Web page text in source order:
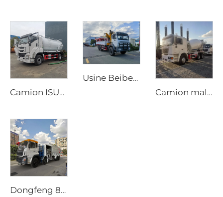
Camion ISUZU GIGA 4x2 diesel neuf, transmission manuelle, pompe à vide aspiratrice d'eaux usées, 12000 litres, camion de vidange de fosse septique
Usine Beiben Fourniture de transport spécial Tout-terrain 4X4 6x6 Camion-grue à flèche rigide pliante
Camion malaxeur mobile Shacman neuf, tambour malaxeur de 8m3 à 10m3, prix du camion malaxeur pour béton
Dongfeng 8x4 340ch Camion-citerne à 12 Roues 25000 Litres Capacité Nouveau Véhicule de Ravitaillement Manuel Avion 4x2 4x4 6x6